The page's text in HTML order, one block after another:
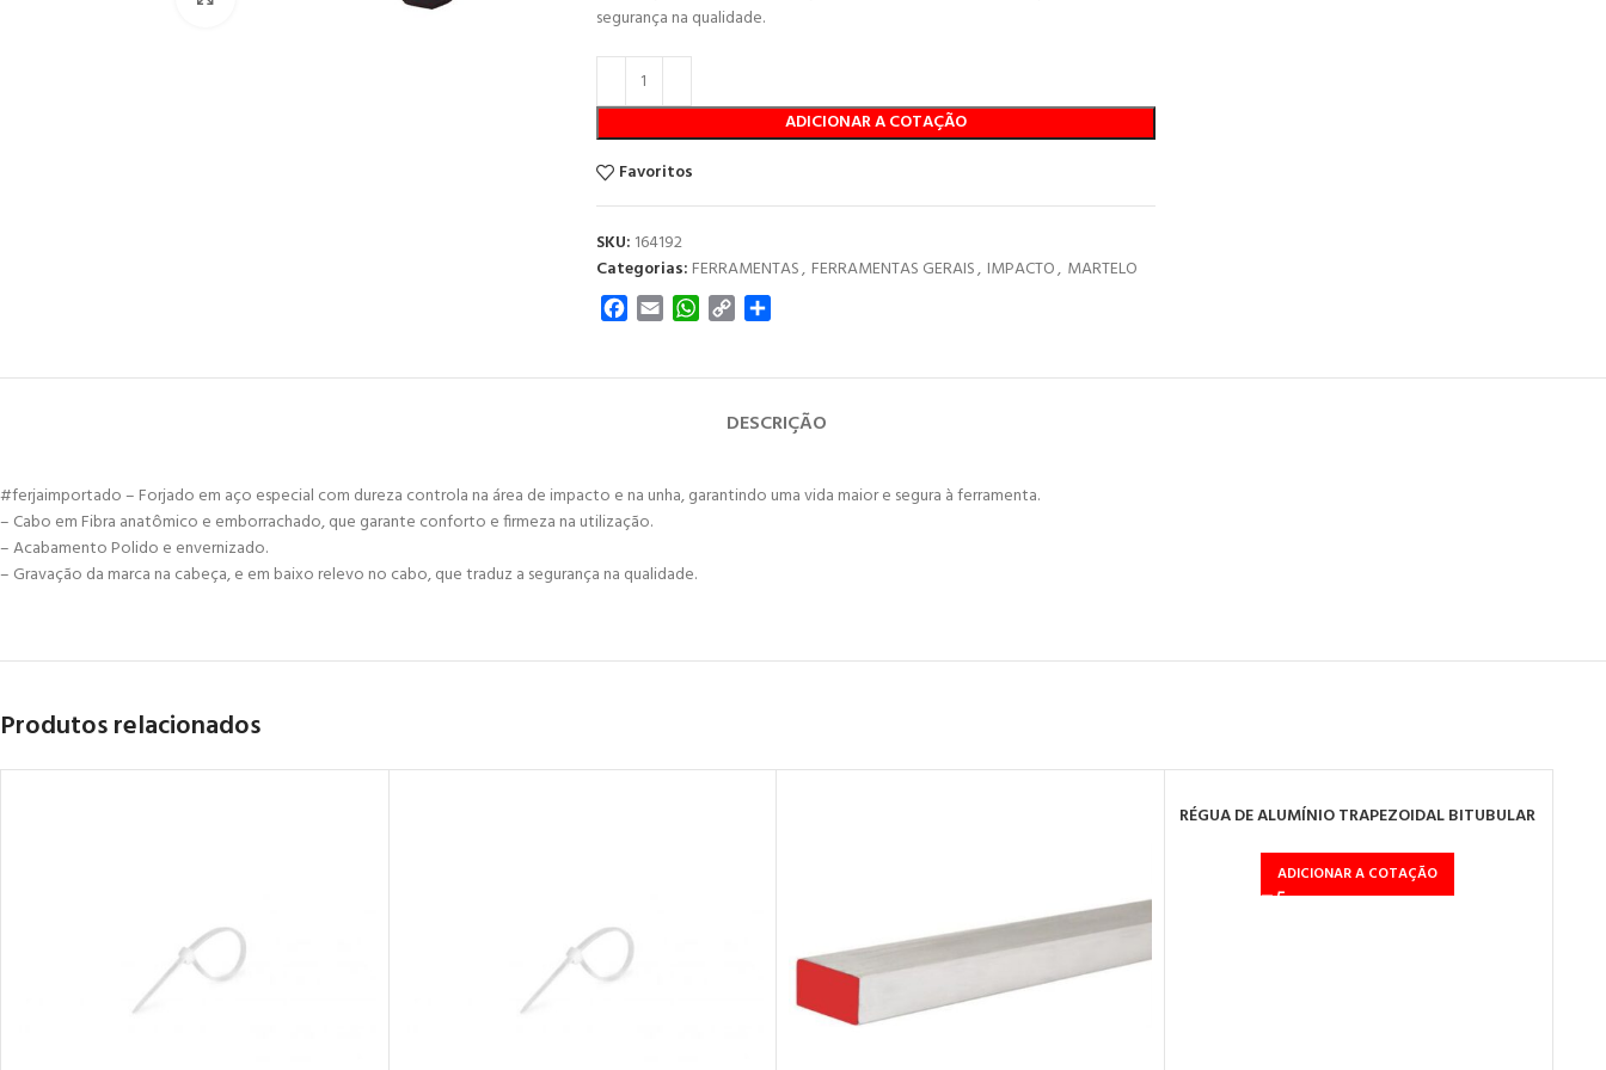
segurança na qualidade.
ADICIONAR A COTAÇÃO
Favoritos
SKU: 164192
Categorias: FERRAMENTAS, FERRAMENTAS GERAIS, IMPACTO, MARTELO
Facebook
EmailWhatsApp
CopyShare
DESCRIÇÃO
#ferjaimportado – Forjado em aço especial com dureza controla na área de impacto e na unha, garantindo uma vida maior e segura à ferramenta.
– Cabo em Fibra anatômico e emborrachado, que garante conforto e firmeza na utilização.
– Acabamento Polido e envernizado.
– Gravação da marca na cabeça, e em baixo relevo no cabo, que traduz a segurança na qualidade.
Produtos relacionados
RÉGUA DE ALUMÍNIO TRAPEZOIDAL BITUBULAR
ADICIONAR A COTAÇÃO